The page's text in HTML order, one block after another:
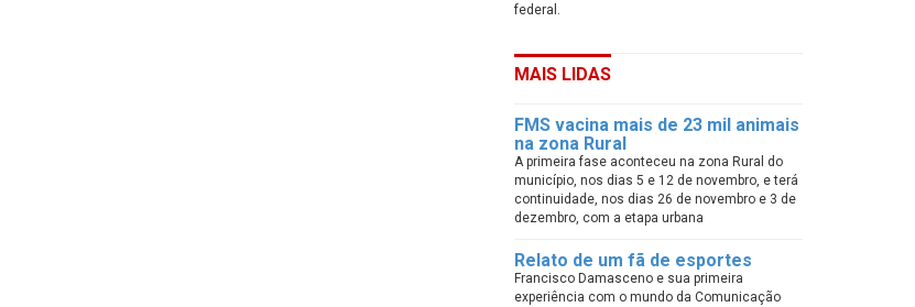
federal.
MAIS LIDAS
FMS vacina mais de 23 mil animais
na zona Rural
A primeira fase aconteceu na zona Rural do
município, nos dias 5 e 12 de novembro, e terá
continuidade, nos dias 26 de novembro e 3 de
dezembro, com a etapa urbana
Relato de um fã de esportes
Francisco Damasceno e sua primeira
experiência com o mundo da Comunicação